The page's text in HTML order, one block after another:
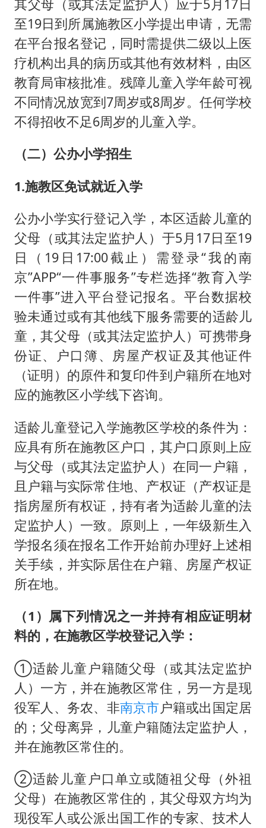
其父母（或其法定监护人）应于5月17日
至19日到所属施教区小学提出申请，无需
在平台报名登记，同时需提供二级以上医
疗机构出具的病历或其他有效材料，由区
教育局审核批准。残障儿童入学年龄可视
不同情况放宽到7周岁或8周岁。任何学校
不得招收不足6周岁的儿童入学。
（二）公办小学招生
1.施教区免试就近入学
公办小学实行登记入学，本区适龄儿童的
父母（或其法定监护人）于5月17日至19
日（19日17:00截止）需登录“我的南
京”APP“一件事服务”专栏选择“教育入学
一件事”进入平台登记报名。平台数据校
验未通过或有其他线下服务需要的适龄儿
童，其父母（或其法定监护人）可携带身
份证、户口簿、房屋产权证及其他证件
（证明）的原件和复印件到户籍所在地对
应的施教区小学线下咨询。
适龄儿童登记入学施教区学校的条件为：
应具有所在施教区户口，其户口原则上应
与父母（或其法定监护人）在同一户籍，
且户籍与实际常住地、产权证（产权证是
指房屋所有权证，持有者为适龄儿童的法
定监护人）一致。原则上，一年级新生入
学报名须在报名工作开始前办理好上述相
关手续，并实际居住在户籍、房屋产权证
所在地。
（1）属下列情况之一并持有相应证明材
料的，在施教区学校登记入学：
①适龄儿童户籍随父母（或其法定监护
人）一方，并在施教区常住，另一方是现
役军人、务农、非南京市 户籍或出国定居
的；父母离异，儿童户籍随法定监护人，
并在施教区常住的。
②适龄儿童户口单立或随祖父母（外祖
父母）在施教区常住的，其父母双方均为
现役军人或公派出国工作的专家、技术人